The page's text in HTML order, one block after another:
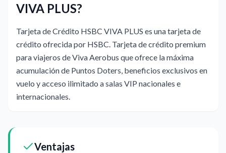
VIVA PLUS?
Tarjeta de Crédito HSBC VIVA PLUS es una tarjeta de
crédito ofrecida por HSBC. Tarjeta de crédito premium
para viajeros de Viva Aerobus que ofrece la máxima
acumulación de Puntos Doters, beneficios exclusivos en
vuelo y acceso ilimitado a salas VIP nacionales e
internacionales.
Ventajas